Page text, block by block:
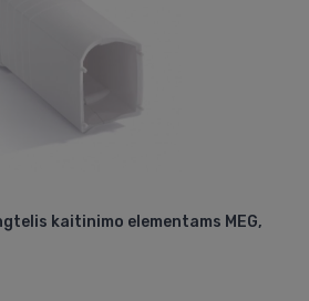
kaitinimo elementams MEG,